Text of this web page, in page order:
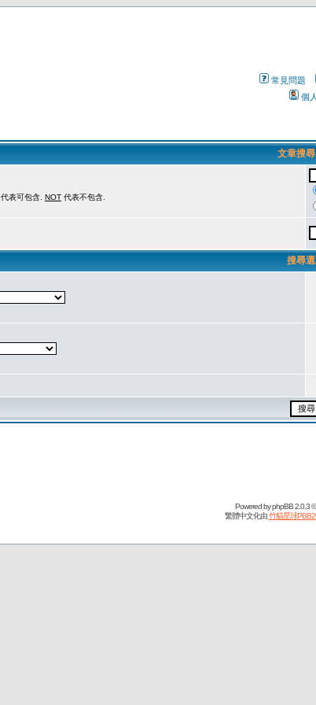
常見問題
個
文章搜
代表可包含. NOT 代表不包含.
搜尋
Powered byphpBB2.0.3
繁體中文化由竹貓星球